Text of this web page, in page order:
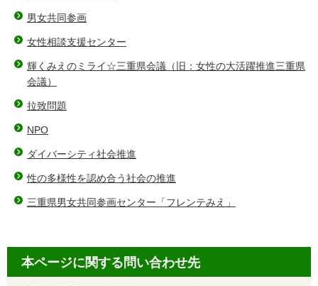
男女共同参画
女性相談支援センター
輝くみえのミライ☆三重県会議（旧：女性の大活躍推進三重県
会議）
拉致問題
NPO
ダイバーシティ社会推進
性の多様性を認め合う社会の推進
三重県男女共同参画センター「フレンテみえ」
本ページに関する問い合わせ先